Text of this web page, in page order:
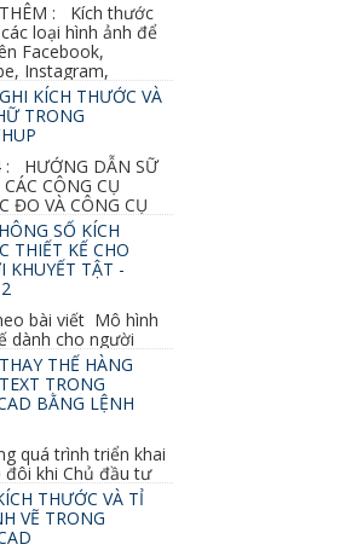
: Kích thước
loại hình ảnh để
Facebook,
Instagram,
KÍCH THƯỚC VÀ
TRONG
: HƯỚNG DẪN SỮ
CÔNG CỤ
ĐO VÀ CÔNG CỤ
SKETCHUP Ở bài
SỐ KÍCH
THIẾT KẾ CHO
KHUYẾT TẬT -
bài viết Mô hình
dành cho người
ta cùng tìm hiểu
THẾ HÀNG
TRONG
BẰNG LỆNH
quá trình triển khai
đôi khi Chủ đầu tư
bản vẽ mình ghi chú
THƯỚC VÀ TỈ
VẼ TRONG